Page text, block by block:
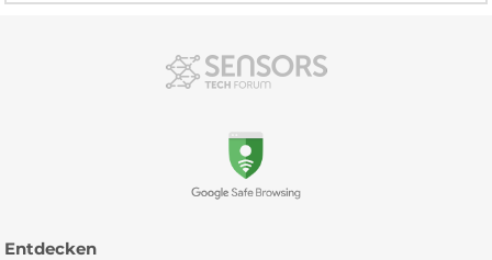
Entdecken